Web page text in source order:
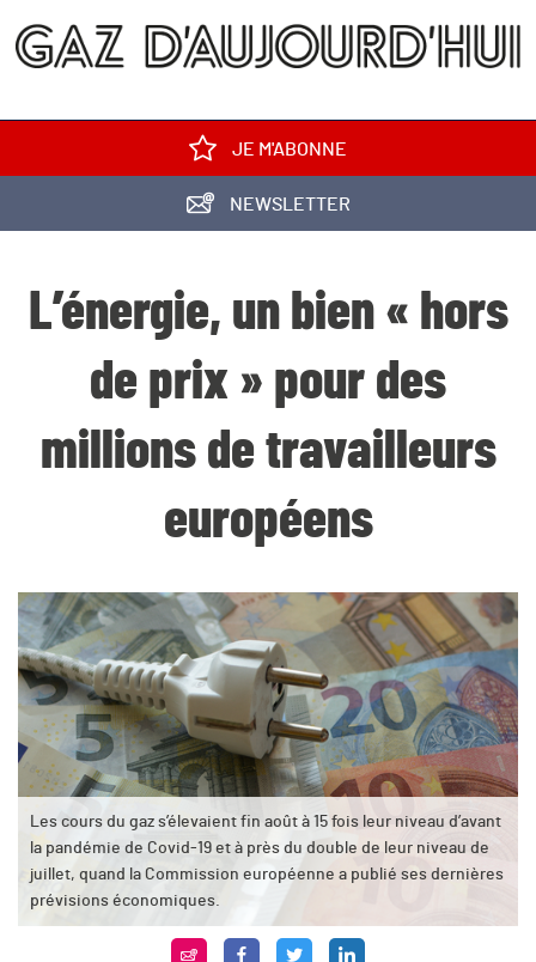
JE M'ABONNE
NEWSLETTER
L’énergie, un bien « hors
de prix » pour des
millions de travailleurs
européens
Les cours du gaz s’élevaient fin août à 15 fois leur niveau d’avant
la pandémie de Covid-19 et à près du double de leur niveau de
juillet, quand la Commission européenne a publié ses dernières
prévisions économiques.